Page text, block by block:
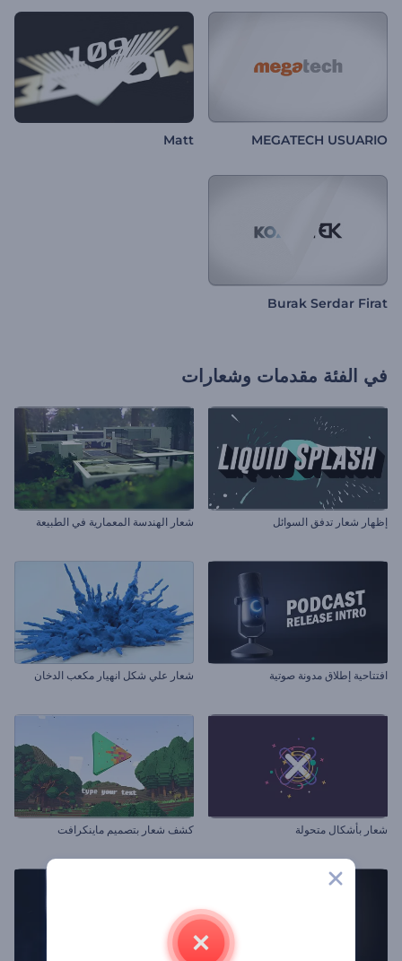
MEGATECH USUARIO
Matt
Burak Serdar Firat
في الفئة مقدمات وشعارات
إظهار شعار تدفق السوائل شعار الهندسة المعمارية في الطبيعة
افتتاحية إطلاق مدونة صوتية شعار علي شكل انهيار مكعب الدخان
شعار بأشكال متحولة كشف شعار بتصميم ماينكرافت